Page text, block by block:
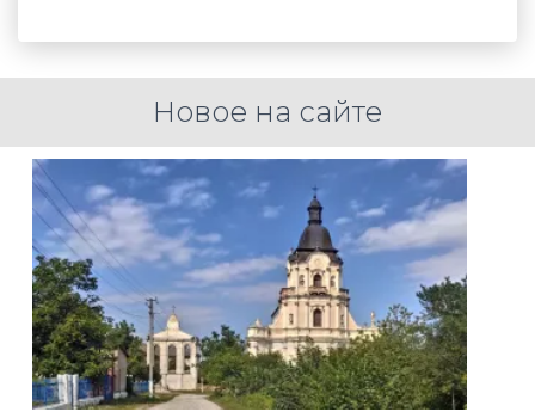
Новое на сайте